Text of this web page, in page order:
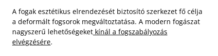
A fogak esztétikus elrendezését biztosító szerkezet fő célja
a deformált fogsorok megváltoztatása. A modern fogászat
nagyszerű lehetőségeket kínál a fogszabályozás
elvégzésére.